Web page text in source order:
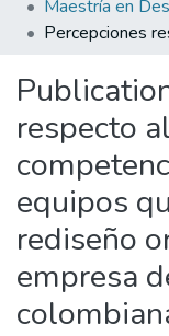
All of DSpace
respecto
equipos
rediseño
empresa